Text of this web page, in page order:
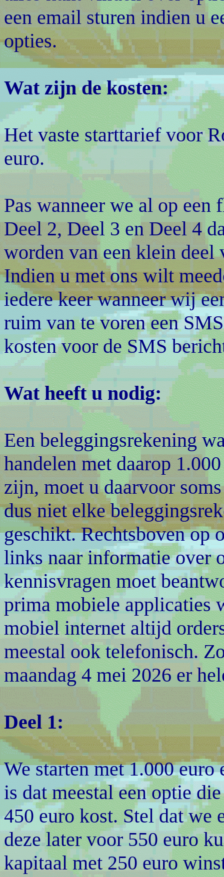
een email sturen indien u
opties.
Wat zijn de kosten:
Het vaste starttarief voor
euro.
Pas wanneer we al op
Deel 2, Deel 3 en Deel 4
worden van een klein deel
Indien u met ons wilt
iedere keer wanneer wij
ruim van te voren een
kosten voor de SMS
Wat heeft u nodig:
Een beleggingsrekening
handelen met daarop
zijn, moet u daarvoor
dus niet elke
geschikt. Rechtsboven op
links naar informatie over
kennisvragen moet
prima mobiele applicaties
mobiel internet altijd
meestal ook telefonisch.
maandag 4 mei 2026 er
Deel 1:
We starten met 1.000 euro
is dat meestal een optie
450 euro kost. Stel dat we
deze later voor 550 euro
kapitaal met 250 euro